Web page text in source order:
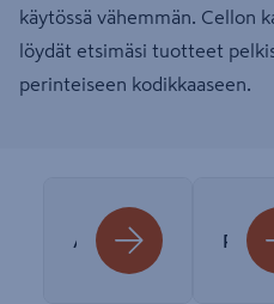
käytössä vähemmän. Cellon
löydät etsimäsi tuotteet
perinteiseen kodikkaaseen.
Allaskaapit Peilikaapit